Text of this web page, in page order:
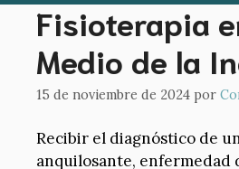
Fisioterapia
Medio de la
15 de noviembre de 2024 por
Recibir el diagnóstico de
anquilosante, enfermedad